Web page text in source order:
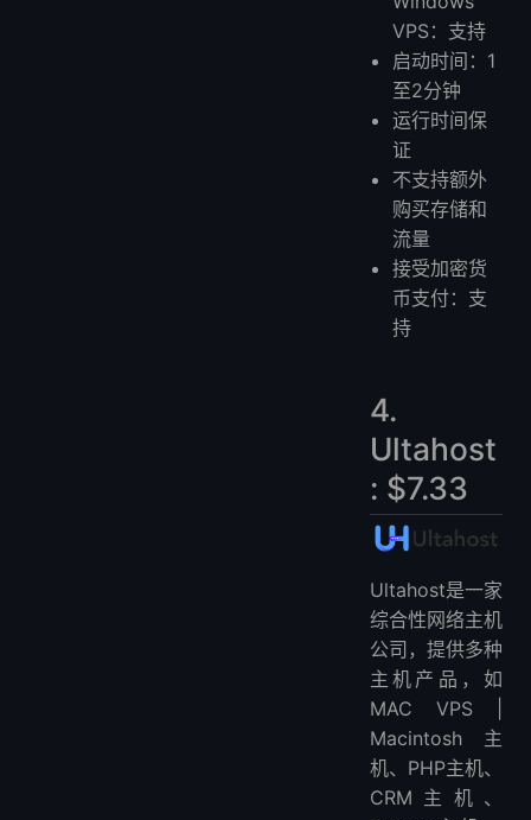
VPS：支持
启动时间：1
至2分钟
运行时间保
证
不支持额外
购买存储和
流量
接受加密货
币支付：支
持
4.
Ultahost
: $7.33
Ultahost是一家
综合性网络主机
公司，提供多种
主机产品，如
MAC VPS |
Macintosh主
机、PHP主机、
CRM主机、